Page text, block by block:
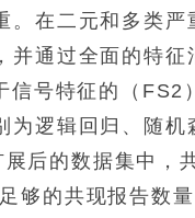
。在二元和多类
并通过全面的特
信号特征的（
为逻辑回归、随
后的数据集中，
够的共现报告数量